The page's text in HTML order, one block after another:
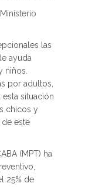
las
ayuda
niños.
por adultos,
situación
chicos y
este
(MPT) ha
25% de